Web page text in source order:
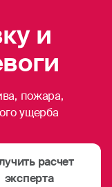
и
пожара,
ущерба
расчет
эксперта